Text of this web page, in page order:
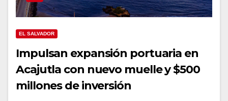
EL SALVADOR
Impulsan expansión portuaria en
Acajutla con nuevo muelle y $500
millones de inversión